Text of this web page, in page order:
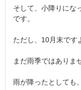
そして、小降りにな
です。
ただし、10月末です
まだ雨季ではありま
雨が降ったとしても